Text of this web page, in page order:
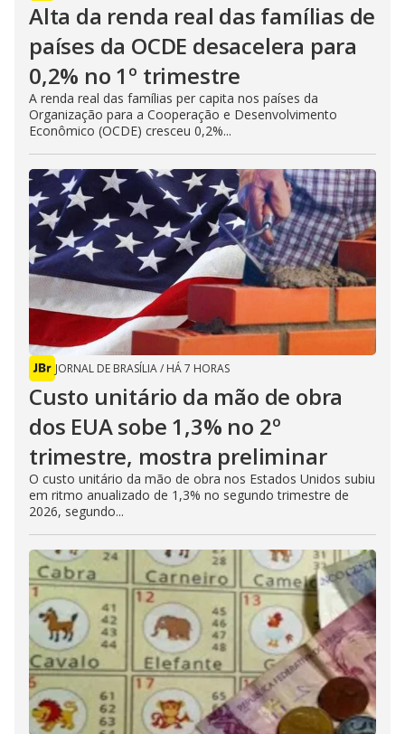
Alta da renda real das famílias de
países da OCDE desacelera para
0,2% no 1º trimestre
A renda real das famílias per capita nos países da
Organização para a Cooperação e Desenvolvimento
Econômico (OCDE) cresceu 0,2%...
JORNAL DE BRASÍLIA/ HÁ 7 HORAS
Custo unitário da mão de obra
dos EUA sobe 1,3% no 2º
trimestre, mostra preliminar
O custo unitário da mão de obra nos Estados Unidos subiu
em ritmo anualizado de 1,3% no segundo trimestre de
2026, segundo...